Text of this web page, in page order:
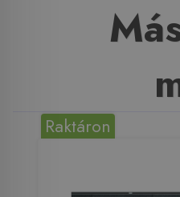
Raktáron